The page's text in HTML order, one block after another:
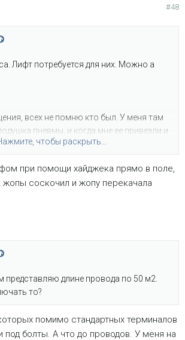
#48
Лифт потребуется для них. Можно а
всех не помню кто был. У меня там
пневмы, и когда мне ее привезли и
новую.
чтобы раскрыть...
при помощи хайджека прямо в поле,
жопы соскочил и жопу перекачала
представляю длине провода по 50 м2.
то?
помимо стандартных терминалов
под болты. А что до проводов. У меня на